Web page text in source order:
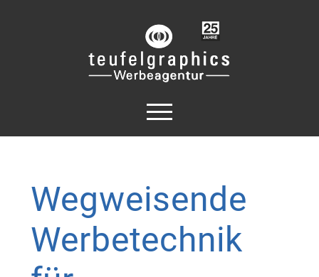
Wegweisende
Werbetechnik